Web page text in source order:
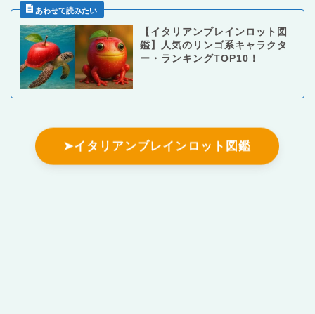
【イタリアンブレインロット図
鑑】人気のリンゴ系キャラクタ
ー・ランキングTOP10！
➤イタリアンブレインロット図鑑